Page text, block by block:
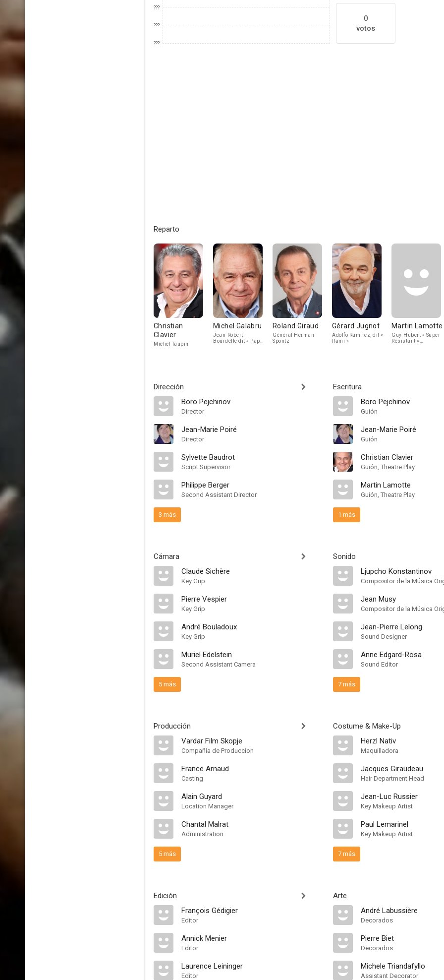
???
???
???
0
votos
Reparto
Christian
Clavier
Michel Taupin
Michel Galabru
Jean-Robert
Bourdelle dit « Papy
Roland Giraud
Général Herman
Spontz
Gérard Jugnot
Adolfo Ramirez, dit «
Rami »
Martin Lamotte
Guy-Hubert « Super
Résistant »
Dirección
Boro Pejchinov
Director
Jean-Marie Poiré
Director
Sylvette Baudrot
Script Supervisor
Philippe Berger
Second Assistant Director
3 más
Cámara
Claude Sichère
Key Grip
Pierre Vespier
Key Grip
André Bouladoux
Key Grip
Muriel Edelstein
Second Assistant Camera
5 más
Producción
Vardar Film Skopje
Compañía de Produccion
France Arnaud
Casting
Alain Guyard
Location Manager
Chantal Malrat
Administration
5 más
Edición
François Gédigier
Editor
Annick Menier
Editor
Laurence Leininger
Editor
Escritura
Boro Pejchinov
Guión
Jean-Marie Poiré
Guión
Christian Clavier
Guión, Theatre Play
Martin Lamotte
Guión, Theatre Play
1 más
Sonido
Ljupcho Konstantinov
Compositor de la Música
Jean Musy
Compositor de la Música
Jean-Pierre Lelong
Sound Designer
Anne Edgard-Rosa
Sound Editor
7 más
Costume & Make-Up
Herzl Nativ
Maquilladora
Jacques Giraudeau
Hair Department Head
Jean-Luc Russier
Key Makeup Artist
Paul Lemarinel
Key Makeup Artist
7 más
Arte
André Labussière
Decorados
Pierre Biet
Decorados
Michele Triandafyllo
Assistant Decorator